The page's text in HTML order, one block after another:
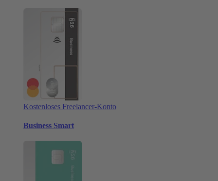
Kostenloses Freelancer-Konto
Business Smart